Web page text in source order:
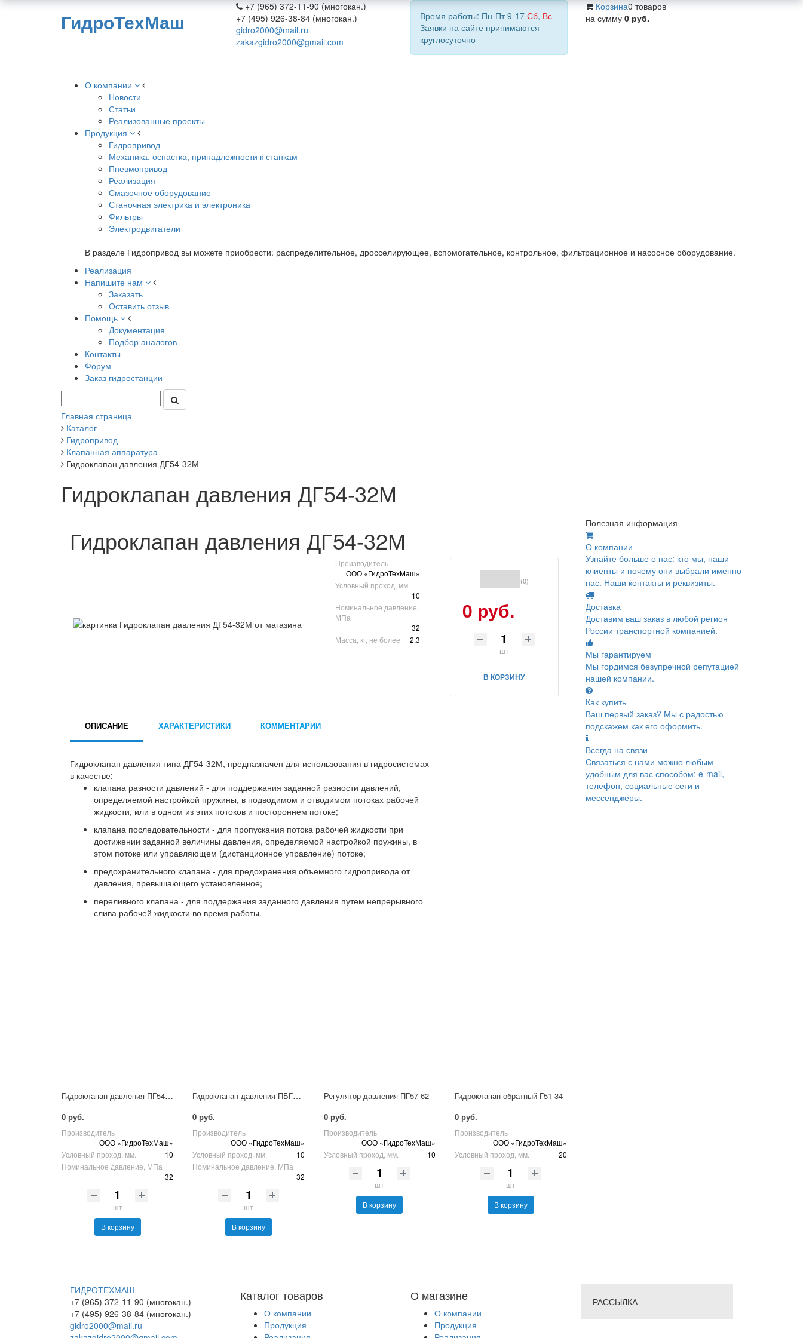
ГидроТехМаш
+7 (965) 372-11-90 (многокан.)
+7 (495) 926-38-84 (многокан.)
gidro2000@mail.ru
zakazgidro2000@gmail.com
Время работы: Пн-Пт 9-17 Сб, Вс
Заявки на сайте принимаются
круглосуточно
Корзина0 товаров
на сумму 0 руб.
О компании
Новости
Статьи
Реализованные проекты
Продукция
Гидропривод
Механика, оснастка, принадлежности к станкам
Пневмопривод
Реализация
Смазочное оборудование
Станочная электрика и электроника
Фильтры
Электродвигатели
В разделе Гидропривод вы можете приобрести: распределительное, дросселирующее, вспомогательное, контрольное, фильтрационное и насосное оборудование.
Реализация
Напишите нам
Заказать
Оставить отзыв
Помощь
Документация
Подбор аналогов
Контакты
Форум
Заказ гидростанции
Главная страница
Каталог
Гидропривод
Клапанная аппаратура
Гидроклапан давления ДГ54-32М
Гидроклапан давления ДГ54-32М
Гидроклапан давления ДГ54-32М
Производитель
ООО «ГидроТехМаш»
Условный проход, мм.
10
Номинальное давление,
МПа
32
Масса, кг, не более
2,3
(0)
0 руб.
шт
В КОРЗИНУ
ОПИСАНИЕ ХАРАКТЕРИСТИКИ КОММЕНТАРИИ
Гидроклапан давления типа ДГ54-32М, предназначен для использования в гидросистемах
в качестве:
клапана разности давлений - для поддержания заданной разности давлений,
определяемой настройкой пружины, в подводимом и отводимом потоках рабочей
жидкости, или в одном из этих потоков и постороннем потоке;
клапана последовательности - для пропускания потока рабочей жидкости при
достижении заданной величины давления, определяемой настройкой пружины, в
этом потоке или управляющем (дистанционное управление) потоке;
предохранительного клапана - для предохранения объемного гидропривода от
давления, превышающего установленное;
переливного клапана - для поддержания заданного давления путем непрерывного
слива рабочей жидкости во время работы.
Гидроклапан давления ПГ54-32М
0 руб.
Производитель
ООО «ГидроТехМаш»
Условный проход, мм.
10
Номинальное давление, МПа
32
шт
В корзину
Гидроклапан давления ПБГ54-32М
0 руб.
Производитель
ООО «ГидроТехМаш»
Условный проход, мм.
10
Номинальное давление, МПа
32
шт
В корзину
Регулятор давления ПГ57-62
0 руб.
Производитель
ООО «ГидроТехМаш»
Условный проход, мм.
10
шт
В корзину
Гидроклапан обратный Г51-34
0 руб.
Производитель
ООО «ГидроТехМаш»
Условный проход, мм.
20
шт
В корзину
Полезная информация
О компании
Узнайте больше о нас: кто мы, наши
клиенты и почему они выбрали именно
нас. Наши контакты и реквизиты.
Доставка
Доставим ваш заказ в любой регион
России транспортной компанией.
Мы гарантируем
Мы гордимся безупречной репутацией
нашей компании.
Как купить
Ваш первый заказ? Мы с радостью
подскажем как его оформить.
Всегда на связи
Связаться с нами можно любым
удобным для вас способом: e-mail,
телефон, социальные сети и
мессенджеры.
О магазине
О компании
Продукция
Каталог товаров
О компании
Продукция
РАССЫЛКА
ГИДРОТЕХМАШ
+7 (965) 372-11-90 (многокан.)
+7 (495) 926-38-84 (многокан.)
gidro2000@mail.ru